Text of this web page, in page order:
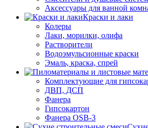
Аксессуары для ванной
Краски и лаки
Колеры
Лаки, морилки, олифа
Растворители
Водоэмульсионные краски
Эмаль, краска, спрей
Комплектующие для
ДВП, ДСП
Фанера
Гипсокартон
Фанера OSB-3